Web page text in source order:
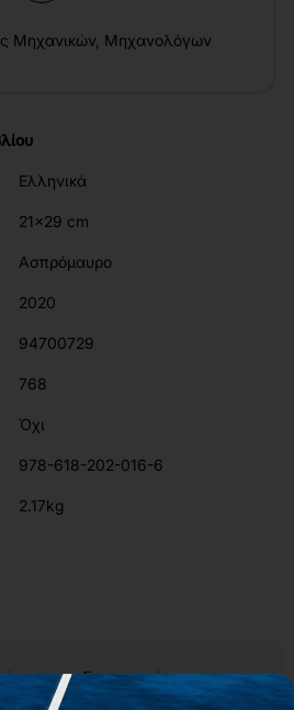
Μηχανικών Μηχανολόγων
Ελληνικά
21x29 cm
Ασπρόμαυρο
2020
94700729
768
Όχι
978-618-202-016-6
2.17kg
Συγγραφείς